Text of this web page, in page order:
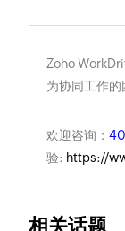
Zoho
为协同工作的
欢迎咨询：
验: https://
相关话题